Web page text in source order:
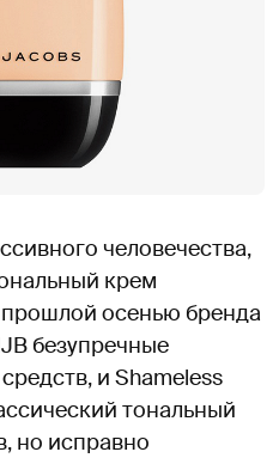
человечества,
крем
осенью бренда
безупречные
и Shameless
тональный
но исправно